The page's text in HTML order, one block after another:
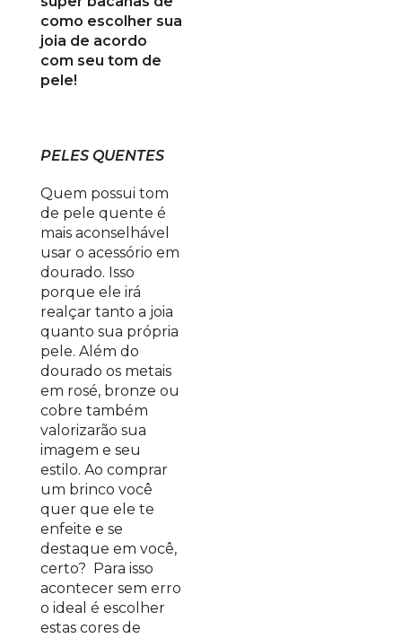
como escolher sua
joia de acordo
com seu tom de
pele!
PELES QUENTES
Quem possui tom
de pele quente é
mais aconselhável
usar o acessório em
dourado. Isso
porque ele irá
realçar tanto a joia
quanto sua própria
pele. Além do
dourado os metais
em rosé, bronze ou
cobre também
valorizarão sua
imagem e seu
estilo. Ao comprar
um brinco você
quer que ele te
enfeite e se
destaque em você,
certo? Para isso
acontecer sem erro
o ideal é escolher
estas cores de